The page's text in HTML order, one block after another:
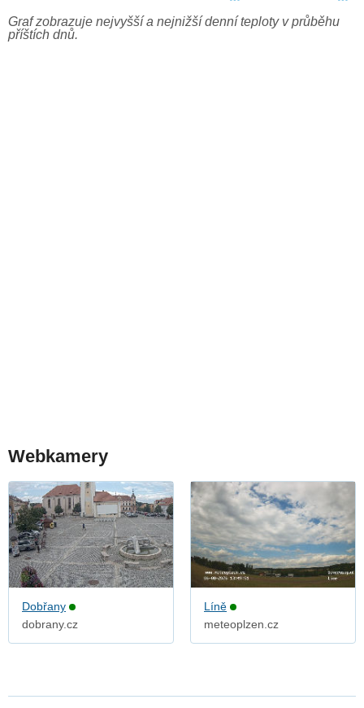
Graf zobrazuje nejvyšší a nejnižší denní teploty v průběhu
příštích dnů.
Webkamery
Dobřany
dobrany.cz
Líně
meteoplzen.cz